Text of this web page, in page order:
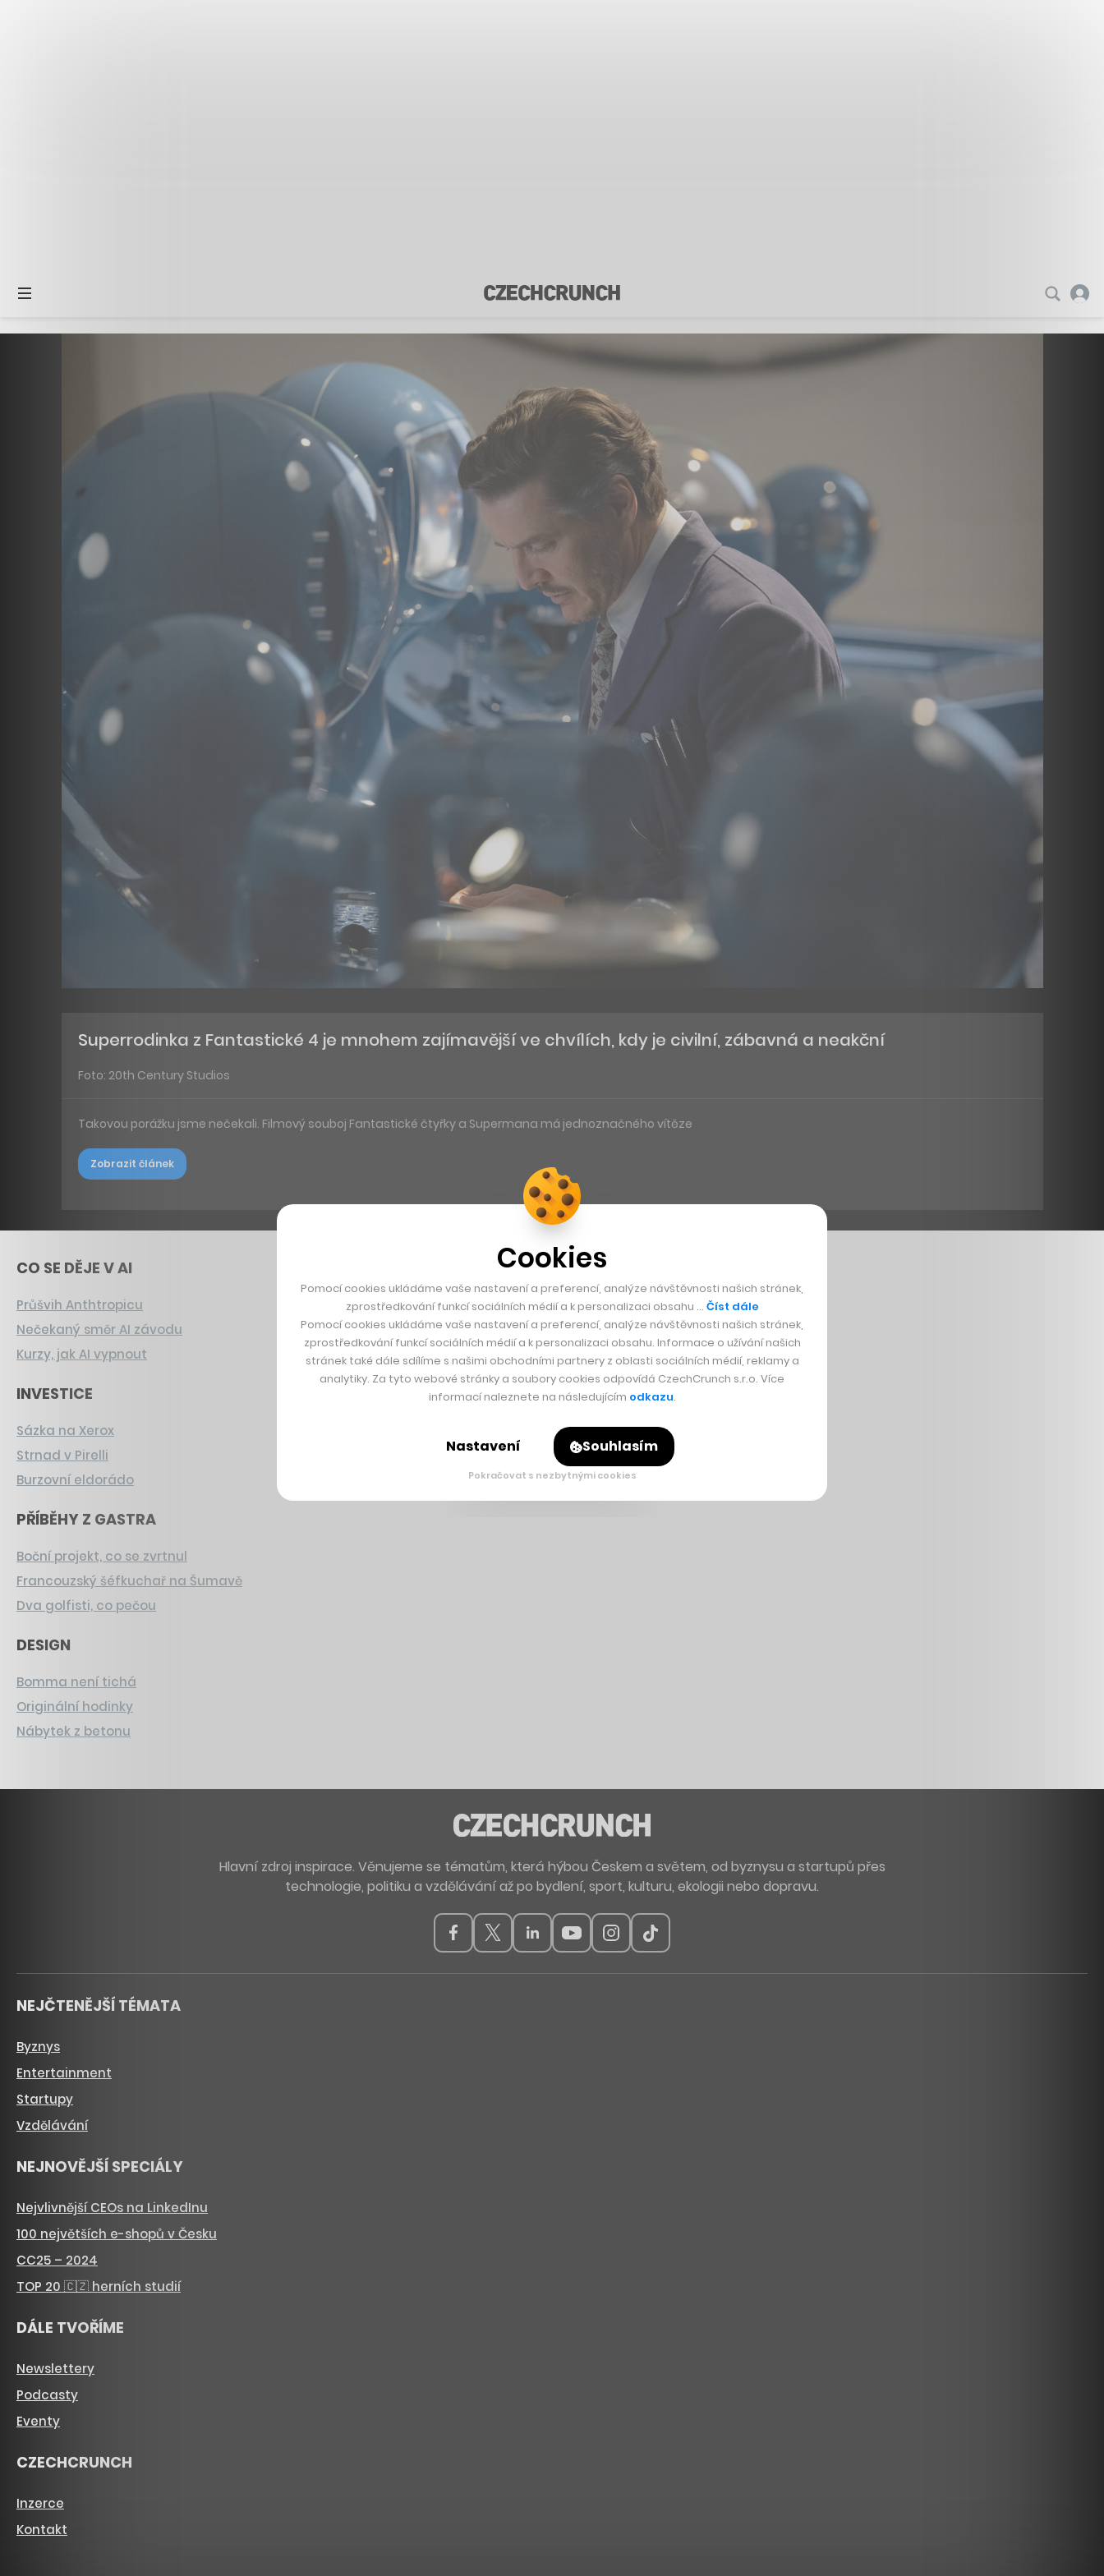
Superrodinka z Fantastické 4 je mnohem zajímavější ve chvílích, kdy je civilní, zábavná a neakční
Foto: 20th Century Studios
Takovou porážku jsme nečekali. Filmový souboj Fantastické čtyřky a Supermana má jednoznačného vítěze
Zobrazit článek
CO SE DĚJE V AI
Průšvih Anthtropicu
Nečekaný směr AI závodu
Kurzy, jak AI vypnout
INVESTICE
Sázka na Xerox
Strnad v Pirelli
Burzovní eldorádo
PŘÍBĚHY Z GASTRA
Boční projekt, co se zvrtnul
Francouzský šéfkuchař na Šumavě
Dva golfisti, co pečou
DESIGN
Bomma není tichá
Originální hodinky
Nábytek z betonu
Hlavní zdroj inspirace. Věnujeme se tématům, která hýbou Českem a světem, od byznysu a startupů přes
technologie, politiku a vzdělávání až po bydlení, sport, kulturu, ekologii nebo dopravu.
NEJČTENĚJŠÍ TÉMATA
Byznys
Entertainment
Startupy
Vzdělávání
NEJNOVĚJŠÍ SPECIÁLY
Nejvlivnější CEOs na LinkedInu
100 největších e-shopů v Česku
CC25 – 2024
TOP 20 🇨🇿 herních studií
DÁLE TVOŘÍME
Newslettery
Podcasty
Eventy
CZECHCRUNCH
Inzerce
Kontakt
Cookies
Pomocí cookies ukládáme vaše nastavení a preferencí, analýze návštěvnosti našich stránek,
zprostředkování funkcí sociálních médií a k personalizaci obsahu … Číst dále
Pomocí cookies ukládáme vaše nastavení a preferencí, analýze návštěvnosti našich stránek,
zprostředkování funkcí sociálních médií a k personalizaci obsahu. Informace o užívání našich
stránek také dále sdílíme s našimi obchodními partnery z oblasti sociálních médií, reklamy a
analytiky. Za tyto webové stránky a soubory cookies odpovídá CzechCrunch s.r.o. Více
informací naleznete na následujícím odkazu.
Nastavení Souhlasím
Pokračovat s nezbytnými cookies